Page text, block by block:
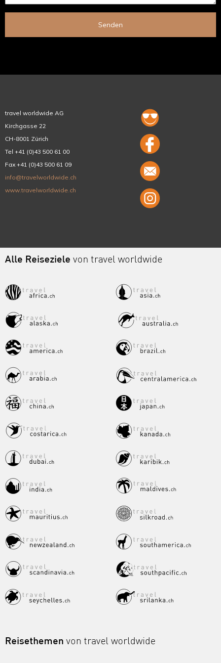
Senden
travel worldwide AG
Kirchgasse 22
CH-8001 Zürich
Tel +41 (0)43 500 61 00
Fax +41 (0)43 500 61 09
info@travelworldwide.ch
www.travelworldwide.ch
Alle Reiseziele von travel worldwide
Reisethemen von travel worldwide